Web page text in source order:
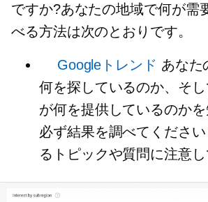
ですか?あなたの地域で何が需
べる方法は次のとおりです。
Googleトレンド あなた
何を探しているのか、そ
が何を提供しているのかを
必ず結果を調べてください
るトピックや質問に注意し